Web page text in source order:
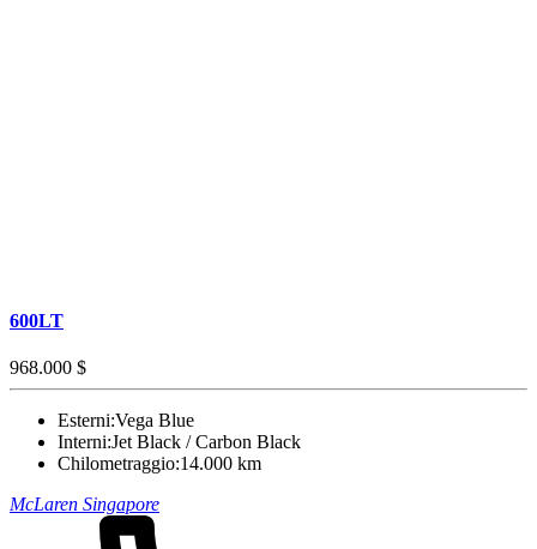
600LT
968.000 $
Esterni:Vega Blue
Interni:Jet Black / Carbon Black
Chilometraggio:14.000 km
McLaren Singapore